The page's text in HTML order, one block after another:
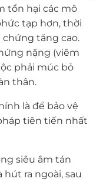
tổn hại các mô
tạp hơn, thời
chứng tăng cao.
nặng (viêm
phải múc bỏ
thân.
là để bảo vệ
tiên tiến nhất
siêu âm tán
ra ngoài, sau